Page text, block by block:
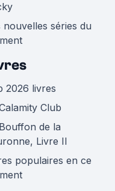
nouvelles séries du
2026 livres
Club
de la
Livre II
populaires en ce